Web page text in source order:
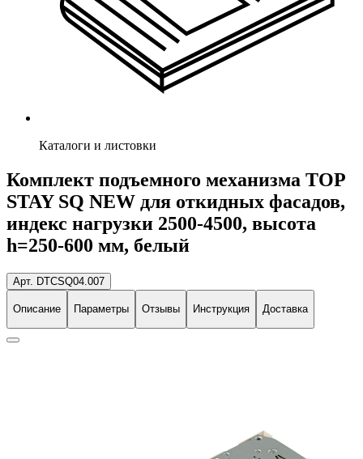
Каталоги и листовки
Комплект подъемного механизма TOP
STAY SQ NEW для откидных фасадов,
индекс нагрузки 2500-4500, высота
h=250-600 мм, белый
Арт. DTCSQ04.007
Описание Параметры Отзывы Инструкция Доставка